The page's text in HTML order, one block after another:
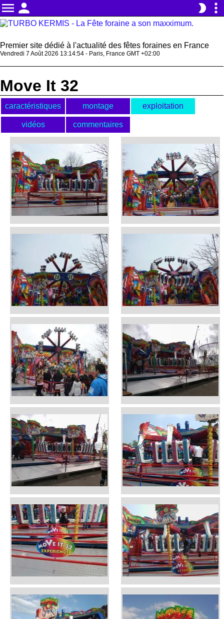
menu person brightness_2 more_vert
Premier site dédié à l'actualité des fêtes foraines en France
Vendredi 7 Août 2026 13:14:55 - Paris, France GMT +02:00
Move It 32
caractéristiques montage exploitation
vidéos commentaires